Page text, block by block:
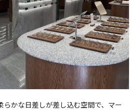
らかな日差しが差し込む空間で、マー